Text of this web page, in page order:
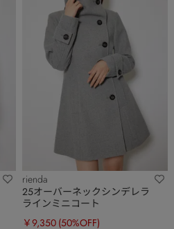
rienda
25オーバーネックシンデレラ
ラインミニコート
￥9,350 (50%OFF)